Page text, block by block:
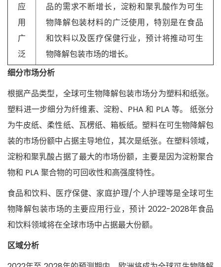
应
用
广
泛
品的需求不断增长，淀粉和聚乳酸作为可生
物降解包装材料的广泛使用，特别是在食品
和饮料以及医疗保健行业，预计将推动可生
物降解包装市场的增长。
细分市场分析
根据产品类型，全球可生物降解包装市场分为塑料和纸张。
塑料进一步细分为纤维素、淀粉、PHA 和 PLA 等。 纸张分
为牛皮纸、柔性纸、瓦楞纸、箱板纸。塑料在可生物降解包
装的市场份额中占据主导地位，其次是纸张。在塑料领域，
淀粉和聚乳酸占据了最大的市场份额，主要是因为淀粉聚合
物和 PLA 聚合物的可回收性和高强度特性。
食品和饮料、医疗保健、家庭护理/个人护理等是全球可生
物降解包装市场的主要应用行业，预计 2022-2028年食品
和饮料领域将在全球市场中占据最大份额。
区域分析